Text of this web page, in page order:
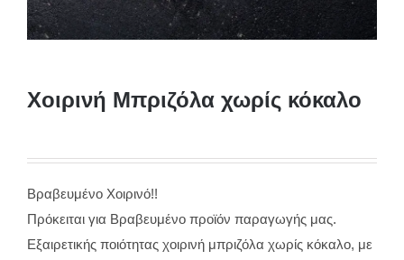
Χοιρινή Μπριζόλα χωρίς κόκαλο
Βραβευμένο Χοιρινό!!
Πρόκειται για Βραβευμένο προϊόν παραγωγής μας.
Εξαιρετικής ποιότητας χοιρινή μπριζόλα χωρίς κόκαλο, με